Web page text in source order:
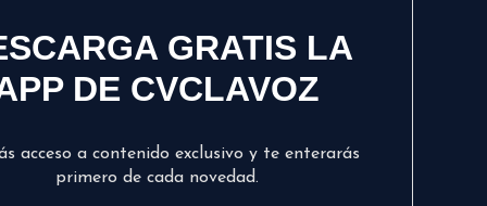
GRATIS LA
DE CVCLAVOZ
acceso a contenido exclusivo y te enterarás
primero de cada novedad.